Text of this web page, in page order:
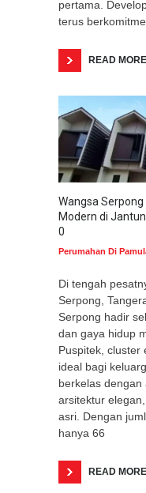
pertama.
terus
READ MORE
Wangsa
Modern di
0
Perumahan Di
Di tengah
Serpong,
Serpong hadir
dan gaya hidup
Puspitek, cluster
ideal bagi
berkelas dengan
arsitektur
asri. Dengan
hanya 66
READ MORE